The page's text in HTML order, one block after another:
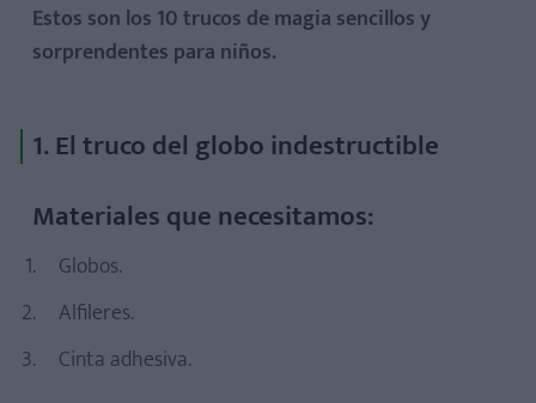
Estos son los pasos que debes seguir:
Materiales que necesitamos:
Estos son los pasos que debes seguir:
Estos son los 10 trucos de magia sencillos y
sorprendentes para niños.
1. El truco del globo indestructible
Materiales que necesitamos:
Globos.
Alfileres.
Cinta adhesiva.